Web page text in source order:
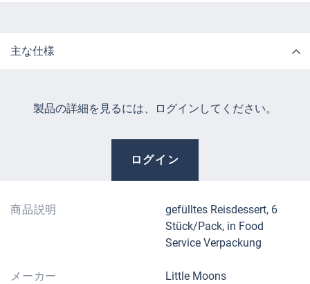
主な仕様
製品の詳細を見るには、ログインしてください。
ログイン
商品説明
gefülltes Reisdessert, 6
Stück/Pack, in Food
Service Verpackung
メーカー Little Moons